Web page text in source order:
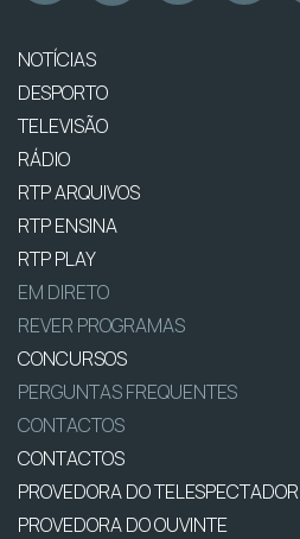
NOTÍCIAS
DESPORTO
TELEVISÃO
RÁDIO
RTP ARQUIVOS
RTP ENSINA
RTP PLAY
EM DIRETO
REVER PROGRAMAS
CONCURSOS
PERGUNTAS FREQUENTES
CONTACTOS
CONTACTOS
PROVEDORA DO TELESPECTADOR
PROVEDORA DO OUVINTE